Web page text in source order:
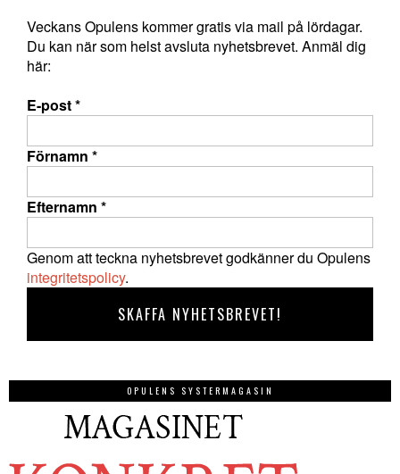
Veckans Opulens kommer gratis via mail på lördagar.
Du kan när som helst avsluta nyhetsbrevet. Anmäl dig
här:
E-post*
Förnamn *
Efternamn *
Genom att teckna nyhetsbrevet godkänner du Opulens
integritetspolicy.
OPULENS SYSTERMAGASIN